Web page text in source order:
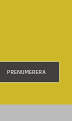
PRENUMERERA